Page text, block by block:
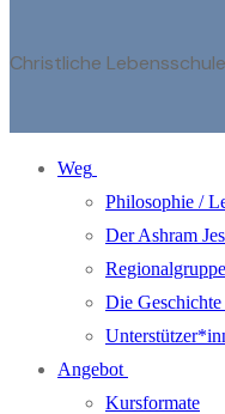
Christliche Lebensschule
Weg
Philosophie /
Der Ashram
Die Geschichte
Angebot
Kursformate